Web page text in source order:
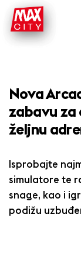
Nova
zabavu za
željnu
Isprobajte
simulatore te
snage, kao i
podižu